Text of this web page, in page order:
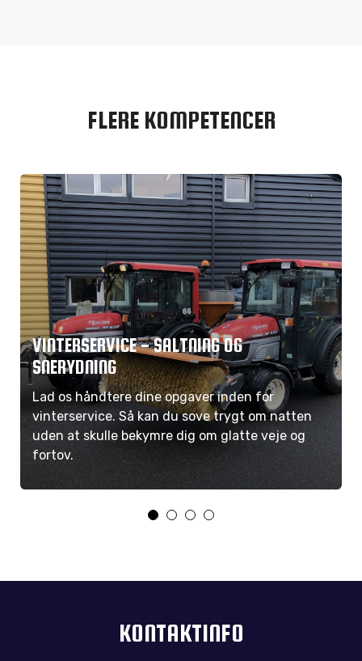
FLERE KOMPETENCER
VINTERSERVICE - SALTNING OG
SNERYDNING
Lad os håndtere dine opgaver inden for
vinterservice. Så kan du sove trygt om natten
uden at skulle bekymre dig om glatte veje og
fortov.
KONTAKTINFO